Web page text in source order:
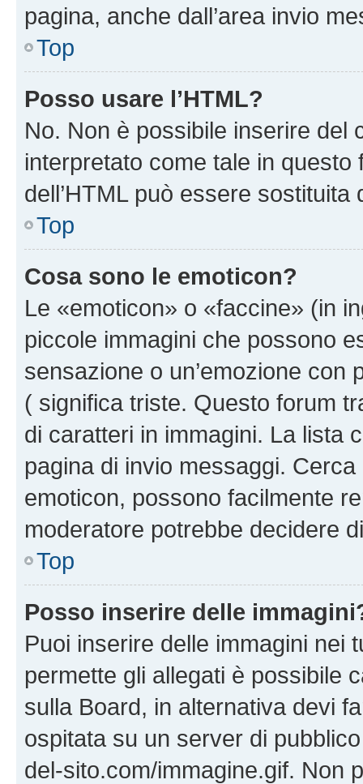
pagina, anche dall’area invio
Top
Posso usare l’HTML?
No. Non è possibile inserire del
interpretato come tale in
dell’HTML può essere sostituita
Top
Cosa sono le emoticon?
Le «emoticon» o «faccine» (in
piccole immagini che possono
sensazione o un’emozione
( significa triste. Questo forum
di caratteri in immagini. La lista
pagina di invio messaggi.
emoticon, possono facilmente
moderatore potrebbe decidere
Top
Posso inserire delle
Puoi inserire delle immagini nei
permette gli allegati è possibile
sulla Board, in alternativa devi
ospitata su un server di
del-sito.com/immagine.gif. Non